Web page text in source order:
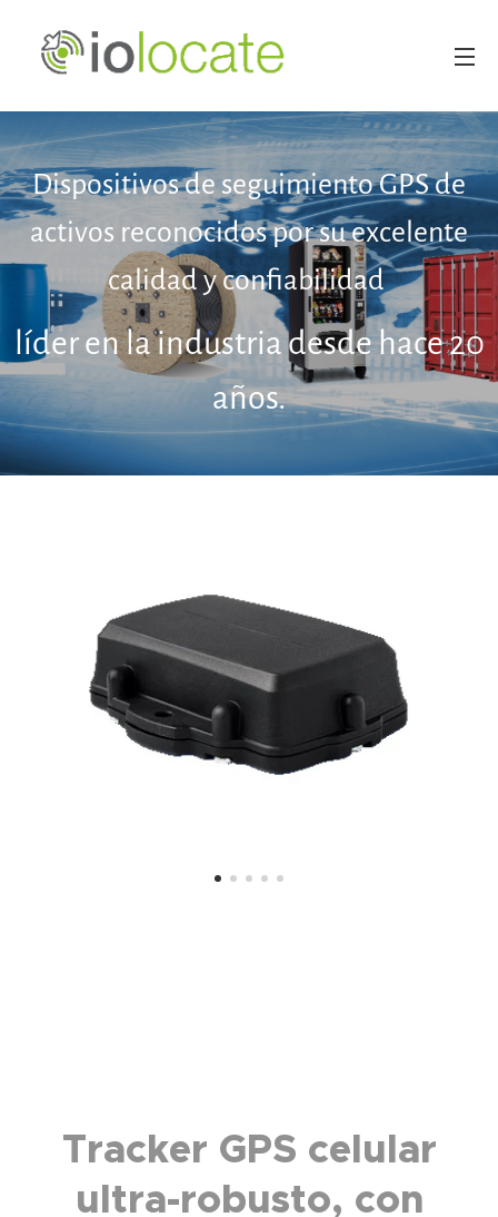
Dispositivos de seguimiento GPS de
activos reconocidos por su excelente
calidad y confiabilidad
líder en la industria desde hace 20
años.
Tracker GPS celular
ultra-robusto, con